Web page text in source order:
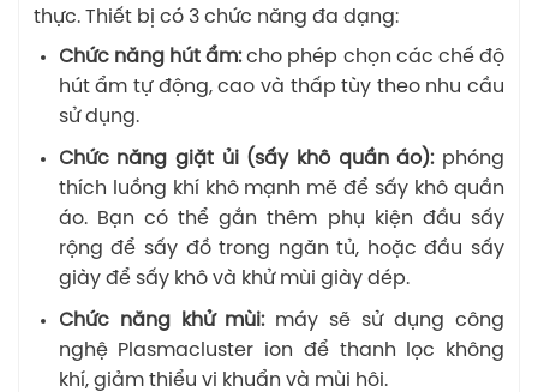
thực. Thiết bị có 3 chức năng đa dạng:
Chức năng hút ẩm:cho phép chọn các chế độ
hút ẩm tự động, cao và thấp tùy theo nhu cầu
sử dụng.
Chức năng giặt ủi (sấy khô quần áo):phóng
thích luồng khí khô mạnh mẽ để sấy khô quần
áo. Bạn có thể gắn thêm phụ kiện đầu sấy
rộng để sấy đồ trong ngăn tủ, hoặc đầu sấy
giày để sấy khô và khử mùi giày dép.
Chức năng khử mùi:máy sẽ sử dụng công
nghệ Plasmacluster ion để thanh lọc không
khí, giảm thiểu vi khuẩn và mùi hôi.